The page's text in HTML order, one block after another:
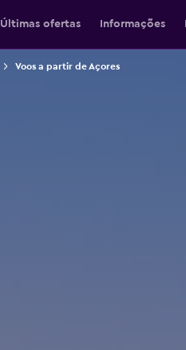
Últimas ofertas Informações
Voos a partir de Açores